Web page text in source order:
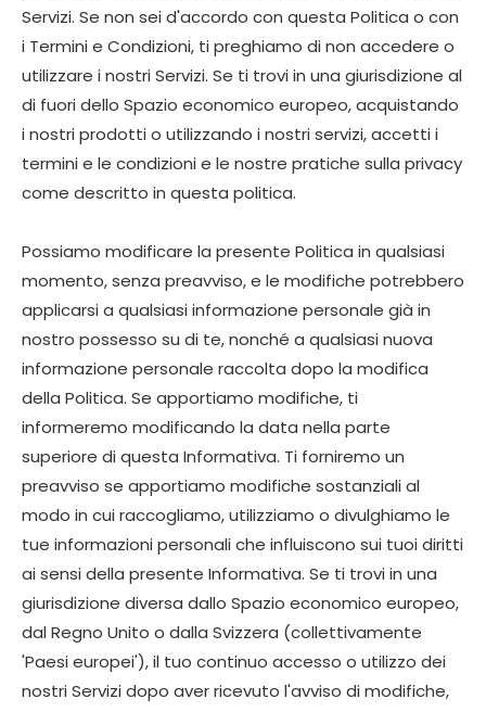
Servizi. Se non sei d'accordo con questa Politica o con
i Termini e Condizioni, ti preghiamo di non accedere o
utilizzare i nostri Servizi. Se ti trovi in ​​una giurisdizione al
di fuori dello Spazio economico europeo, acquistando
i nostri prodotti o utilizzando i nostri servizi, accetti i
termini e le condizioni e le nostre pratiche sulla privacy
come descritto in questa politica.
Possiamo modificare la presente Politica in qualsiasi
momento, senza preavviso, e le modifiche potrebbero
applicarsi a qualsiasi informazione personale già in
nostro possesso su di te, nonché a qualsiasi nuova
informazione personale raccolta dopo la modifica
della Politica. Se apportiamo modifiche, ti
informeremo modificando la data nella parte
superiore di questa Informativa. Ti forniremo un
preavviso se apportiamo modifiche sostanziali al
modo in cui raccogliamo, utilizziamo o divulghiamo le
tue informazioni personali che influiscono sui tuoi diritti
ai sensi della presente Informativa. Se ti trovi in ​​una
giurisdizione diversa dallo Spazio economico europeo,
dal Regno Unito o dalla Svizzera (collettivamente
'Paesi europei'), il tuo continuo accesso o utilizzo dei
nostri Servizi dopo aver ricevuto l'avviso di modifiche,